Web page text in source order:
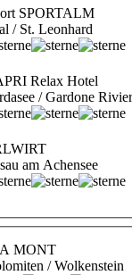
SPORTALM
/ St. Leonhard
Relax Hotel
/ Gardone
am Achensee
MONT
/ Wolkenstein